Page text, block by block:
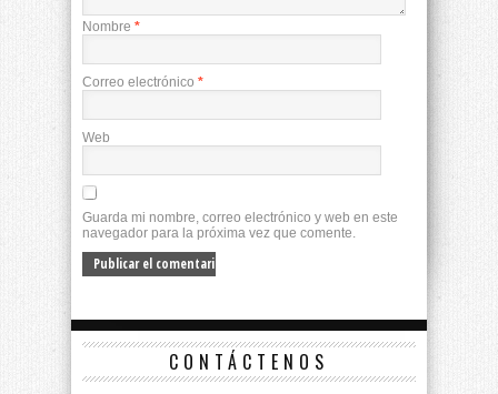
Nombre *
Correo electrónico *
Web
Guarda mi nombre, correo electrónico y web en este
navegador para la próxima vez que comente.
CONTÁCTENOS